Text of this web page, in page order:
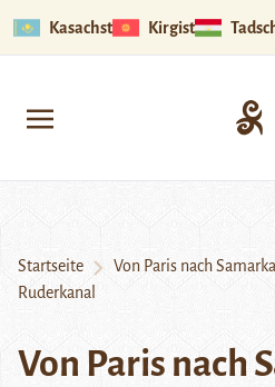
Kasachstan Kirgistan
Startseite
Von Paris nach
Ruderkanal
Von Paris nach